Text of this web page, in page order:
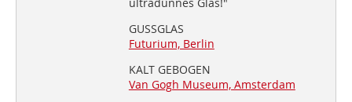
ultradünnes Glas!"
GUSSGLAS
Futurium, Berlin
KALT GEBOGEN
Van Gogh Museum, Amsterdam